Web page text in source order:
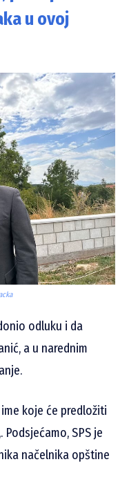
u ovoj
odluku i da
a u narednim
koje će predložiti
SPS je
načelnika opštine